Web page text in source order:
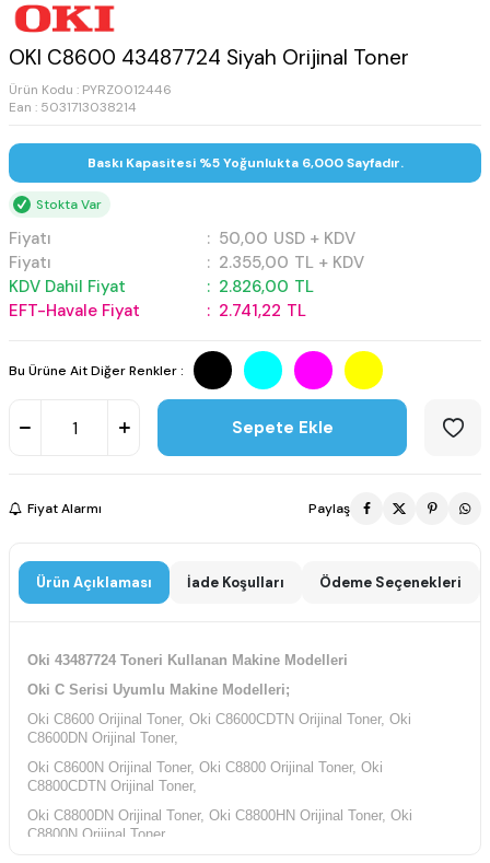
OKI C8600 43487724 Siyah Orijinal Toner
Ürün Kodu : PYRZ0012446
Ean : 5031713038214
Baskı Kapasitesi %5 Yoğunlukta 6,000 Sayfadır.
Stokta Var
Fiyatı : 50,00 USD + KDV
Fiyatı
: 2.355,00 TL + KDV
KDV Dahil Fiyat
: 2.826,00 TL
EFT-Havale Fiyat
: 2.741,22 TL
Bu Ürüne Ait Diğer Renkler :
Sepete Ekle
Fiyat Alarmı Paylaş
Ürün Açıklaması İade Koşulları Ödeme Seçenekleri
Oki 43487724 Toneri Kullanan Makine Modelleri
Oki C Serisi Uyumlu Makine Modelleri;
Oki C8600 Orijinal Toner, Oki C8600CDTN Orijinal Toner, Oki
C8600DN Orijinal Toner,
Oki C8600N Orijinal Toner, Oki C8800 Orijinal Toner, Oki
C8800CDTN Orijinal Toner,
Oki C8800DN Orijinal Toner, Oki C8800HN Orijinal Toner, Oki
C8800N Orijinal Toner,